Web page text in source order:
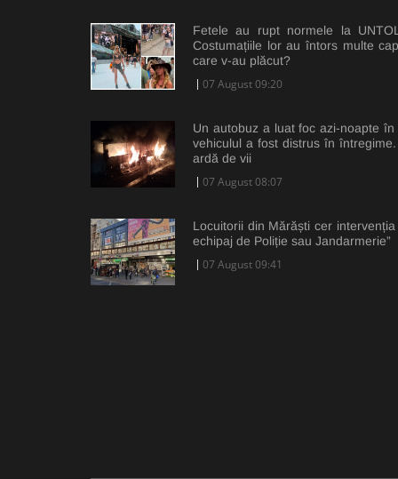
Fetele au rupt normele la
Costumațiile lor au întors multe
care v-au plăcut?
07 August 09:20
Un autobuz a luat foc azi-noapte
vehiculul a fost distrus în
ardă de vii
07 August 08:07
Locuitorii din Mărăști cer
echipaj de Poliție sau Jandarmerie”
07 August 09:41